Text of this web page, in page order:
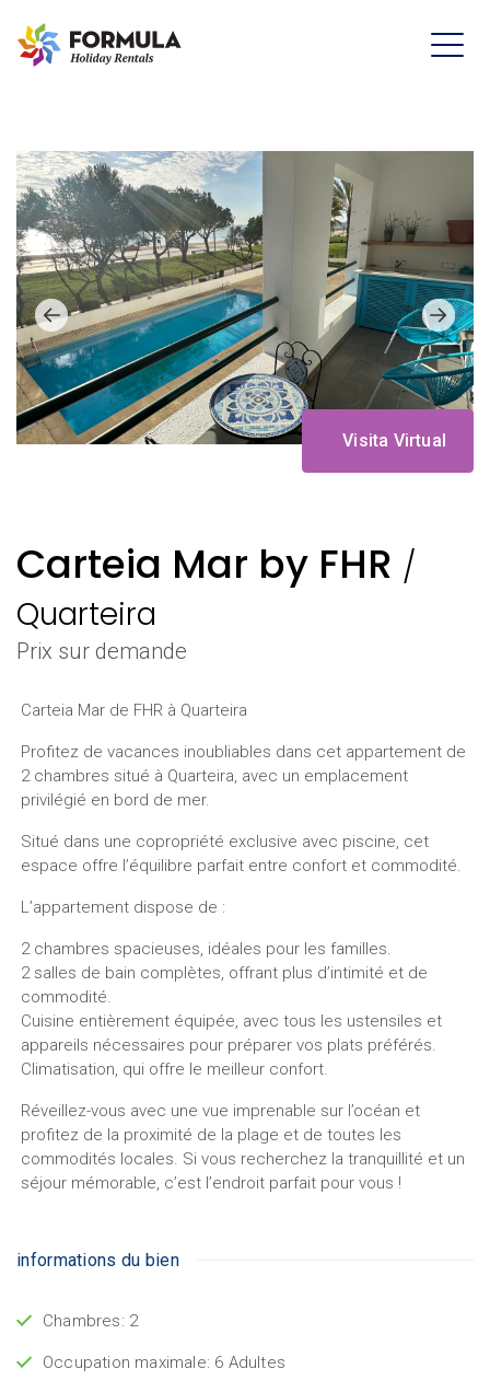
Visita Virtual
Carteia Mar by FHR /
Quarteira
Prix ​​sur demande
Carteia Mar de FHR à Quarteira
Profitez de vacances inoubliables dans cet appartement de
2 chambres situé à Quarteira, avec un emplacement
privilégié en bord de mer.
Situé dans une copropriété exclusive avec piscine, cet
espace offre l’équilibre parfait entre confort et commodité.
L’appartement dispose de :
2 chambres spacieuses, idéales pour les familles.
2 salles de bain complètes, offrant plus d’intimité et de
commodité.
Cuisine entièrement équipée, avec tous les ustensiles et
appareils nécessaires pour préparer vos plats préférés.
Climatisation, qui offre le meilleur confort.
Réveillez-vous avec une vue imprenable sur l’océan et
profitez de la proximité de la plage et de toutes les
commodités locales. Si vous recherchez la tranquillité et un
séjour mémorable, c’est l’endroit parfait pour vous !
informations du bien
Chambres: 2
Occupation maximale: 6 Adultes